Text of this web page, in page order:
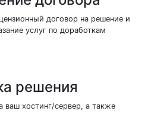
договор на решение и
услуг по доработкам
решения
ваш хостинг/сервер, а также